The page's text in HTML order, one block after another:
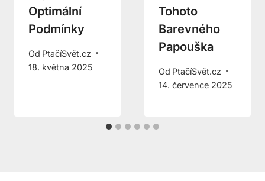
Optimální
Podmínky
Od PtačíSvět.cz
18. května 2025
Tohoto
Barevného
Papouška
Od PtačíSvět.cz
14. července 2025